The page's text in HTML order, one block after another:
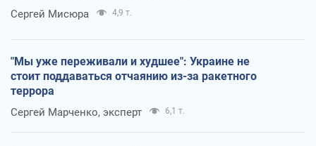
Сергей Мисюра 4,9 т.
"Мы уже переживали и худшее": Украине не
стоит поддаваться отчаянию из-за ракетного
террора
Сергей Марченко, эксперт 6,1 т.